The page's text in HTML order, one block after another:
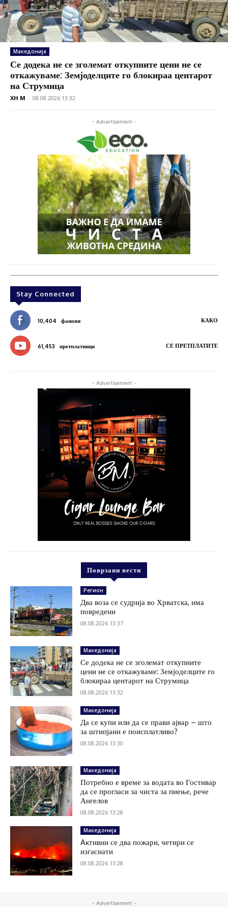
Македонија
Се додека не се зголемат откупните цени не се
откажуваме: Земјоделците го блокираа центарот
на Струмица
XH M - 08.08.2026 13:32
- Advertisement -
Stay Connected
10,404 фанови КАКО
61,453 претплатници СЕ ПРЕТПЛАТИТЕ
- Advertisement -
Поврзани вести
Регион
Два воза се судрија во Хрватска, има
повредени
08.08.2026 13:37
Македонија
Се додека не се зголемат откупните
цени не се откажуваме: Земјоделците го
блокираа центарот на Струмица
08.08.2026 13:32
Македонија
Да се купи или да се прави ајвар – што
за штипјани е поисплатливо?
08.08.2026 13:30
Македонија
Потребно е време за водата во Гостивар
да се прогласи за чиста за пиење, рече
Ангелов
08.08.2026 13:28
Македонија
Aктивни се два пожари, четири се
изгаснати
08.08.2026 13:28
- Advertisement -